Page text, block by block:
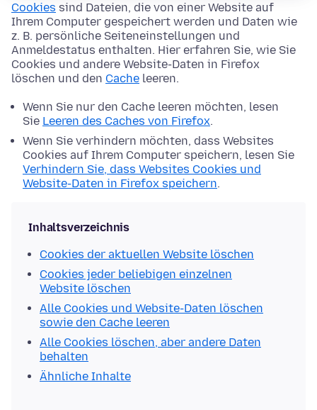
Cookies sind Dateien, die von einer Website auf
Ihrem Computer gespeichert werden und Daten wie
z. B. persönliche Seiteneinstellungen und
Anmeldestatus enthalten. Hier erfahren Sie, wie Sie
Cookies und andere Website-Daten in Firefox
löschen und den Cache leeren.
Wenn Sie nur den Cache leeren möchten, lesen
Sie Leeren des Caches von Firefox.
Wenn Sie verhindern möchten, dass Websites
Cookies auf Ihrem Computer speichern, lesen Sie
Verhindern Sie, dass Websites Cookies und
Website-Daten in Firefox speichern.
Inhaltsverzeichnis
Cookies der aktuellen Website löschen
Cookies jeder beliebigen einzelnen
Website löschen
Alle Cookies und Website-Daten löschen
sowie den Cache leeren
Alle Cookies löschen, aber andere Daten
behalten
Ähnliche Inhalte